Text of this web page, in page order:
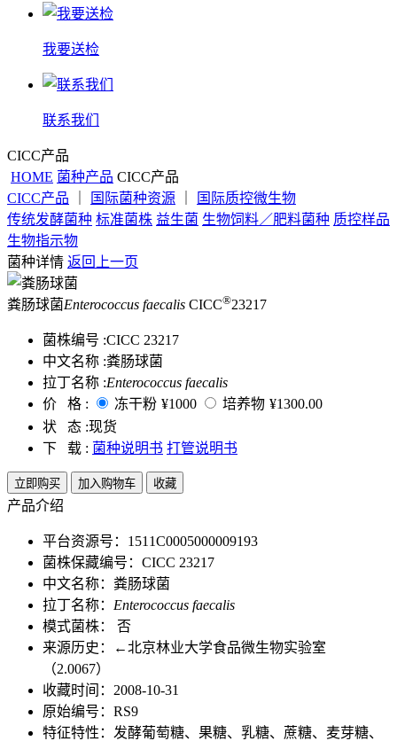
我要送检
联系我们
CICC产品
HOME 菌种产品 CICC产品
CICC产品
国际菌种资源
国际质控微生物
传统发酵菌种 标准菌株 益生菌 生物饲料／肥料菌种 质控样品
生物指示物
菌种详情 返回上一页
粪肠球菌Enterococcus faecalis CICC®23217
菌株编号 :CICC 23217
中文名称 :粪肠球菌
拉丁名称 :Enterococcus faecalis
价 格 :
冻干粉 ¥1000 培养物 ¥1300.00
状 态 :现货
下 载 : 菌种说明书 打管说明书
立即购买 加入购物车 收藏
产品介绍
平台资源号：1511C0005000009193
菌株保藏编号：CICC 23217
中文名称：粪肠球菌
拉丁名称： Enterococcus faecalis
模式菌株： 否
来源历史：←北京林业大学食品微生物实验室
（2.0067）
收藏时间：2008-10-31
原始编号：RS9
特征特性：发酵葡萄糖、果糖、乳糖、蔗糖、麦芽糖、